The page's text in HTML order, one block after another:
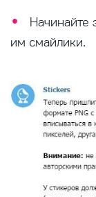
Начинайте
им смайлики.